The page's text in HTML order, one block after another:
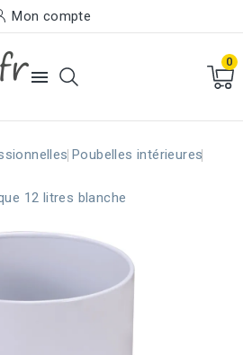
Mon compte

0
Poubelles intérieures
12 litres blanche